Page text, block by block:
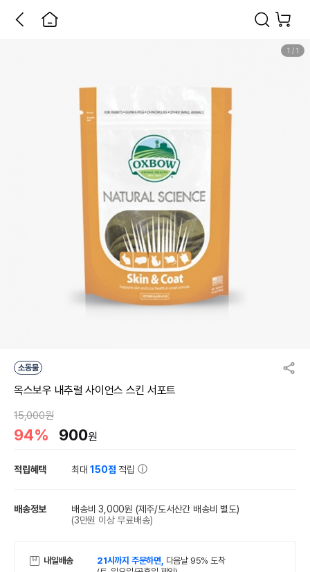
1 / 1
소동물
옥스보우 내추럴 사이언스 스킨 서포트
15,000원
94% 900원
적립혜택 최대150점 적립
배송정보 배송비 3,000원 (제주/도서산간 배송비 별도)
(3만원 이상 무료배송)
내일배송 21시까지 주문하면, 다음날 95% 도착